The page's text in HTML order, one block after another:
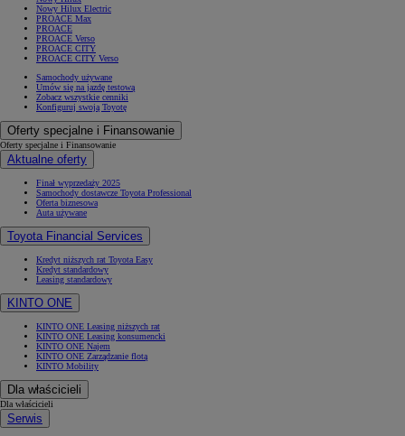
Nowy Hilux Electric
PROACE Max
PROACE
PROACE Verso
PROACE CITY
PROACE CITY Verso
Samochody używane
Umów się na jazdę testową
Zobacz wszystkie cenniki
Konfiguruj swoją Toyotę
Oferty specjalne i Finansowanie
Oferty specjalne i Finansowanie
Aktualne oferty
Finał wyprzedaży 2025
Samochody dostawcze Toyota Professional
Oferta biznesowa
Auta używane
Toyota Financial Services
Kredyt niższych rat Toyota Easy
Kredyt standardowy
Leasing standardowy
KINTO ONE
KINTO ONE Leasing niższych rat
KINTO ONE Leasing konsumencki
KINTO ONE Najem
KINTO ONE Zarządzanie flotą
KINTO Mobility
Dla właścicieli
Dla właścicieli
Serwis